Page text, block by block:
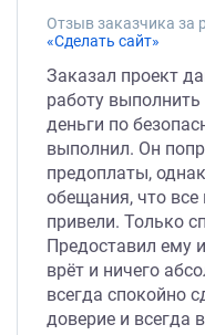
Отзыв заказчика за
«Сделать сайт»
Заказал проект
работу выполнить
деньги по
выполнил. Он
предоплаты,
обещания, что
привели. Только
Предоставил ему
врёт и ничего
всегда спокойно
доверие и всегда